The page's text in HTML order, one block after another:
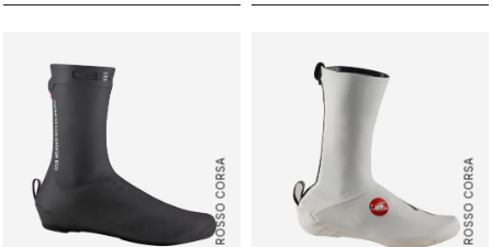
ROSSO CORSA ROSSO CORSA